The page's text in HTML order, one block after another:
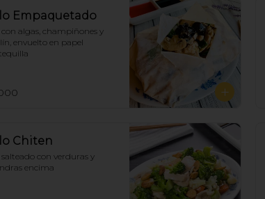
Empaquetado
algas, champiñones y
envuelto en papel
Chiten
con verduras y
encima